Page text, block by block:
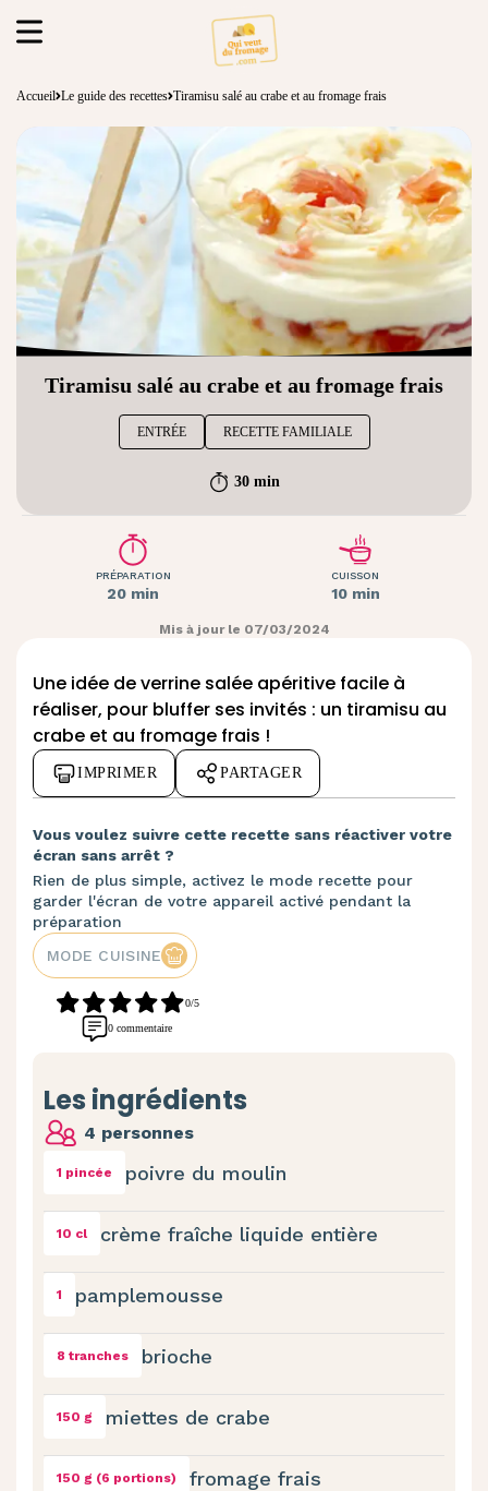
Accueil Le guide des recettes Tiramisu salé au crabe et au fromage frais
Tiramisu salé au crabe et au fromage frais
ENTRÉE RECETTE FAMILIALE
30 min
PRÉPARATION
20 min
CUISSON
10 min
Mis à jour le 07/03/2024
Une idée deverrine salée apéritive facile à
réaliser, pour bluffer ses invités : un tiramisu au
crabe et au fromage frais !
IMPRIMER PARTAGER
Vous voulez suivre cette recette sans réactiver votre
écran sans arrêt ?
Rien de plus simple, activez le mode recette pour
garder l'écran de votre appareil activé pendant la
préparation
MODE CUISINE
0/5
0 commentaire
Les ingrédients
4 personnes
1 pincée poivre du moulin
10 cl crème fraîche liquide entière
1 pamplemousse
8 tranches brioche
150 g miettes de crabe
150 g (6 portions) fromage frais